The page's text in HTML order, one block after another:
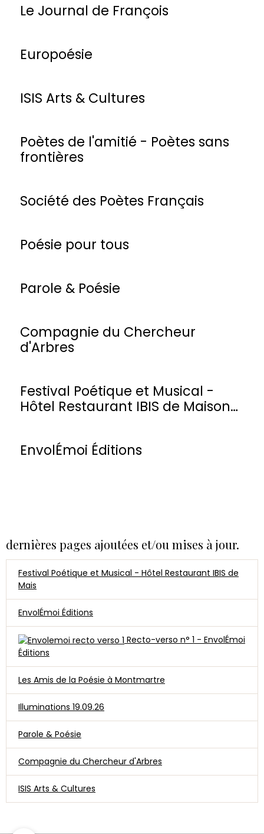
Le Journal de François
Europoésie
ISIS Arts & Cultures
Poètes de l'amitié - Poètes sans
frontières
Société des Poètes Français
Poésie pour tous
Parole & Poésie
Compagnie du Chercheur
d'Arbres
Festival Poétique et Musical -
Hôtel Restaurant IBIS de Maisons-
EnvolÉmoi Éditions
dernières pages ajoutées et/ou mises à jour.
Festival Poétique et Musical - Hôtel Restaurant IBIS de
Mais
EnvolÉmoi Éditions
Recto-verso n° 1 - EnvolÉmoi
Éditions
Les Amis de la Poésie à Montmartre
Illuminations 19.09.26
Parole & Poésie
Compagnie du Chercheur d'Arbres
ISIS Arts & Cultures